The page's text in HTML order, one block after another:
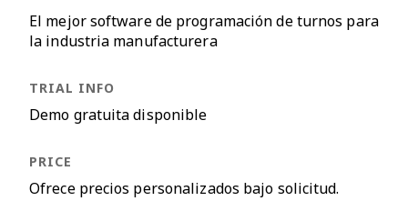
El mejor software de programación de turnos para
la industria manufacturera
Demo gratuita disponible
Ofrece precios personalizados bajo solicitud.